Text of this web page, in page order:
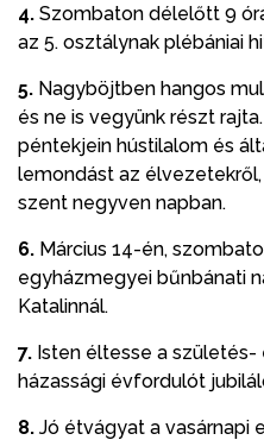
4. Szombaton délelőtt 9
az 5. osztálynak plébániai
5. Nagyböjtben hangos
és ne is vegyünk részt
péntekjein hústilalom és
lemondást az
szent negyven napban.
6. Március 14-én,
egyházmegyei bűnbánati
Katalinnál.
7. Isten éltesse a születés-
házassági évfordulót
8. Jó étvágyat a vasárnapi